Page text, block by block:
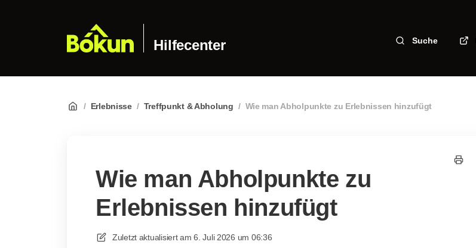
Hilfecenter Suche
/ Erlebnisse / Treffpunkt & Abholung / Wie man Abholpunkte zu Erlebnissen hinzufügt
Wie man Abholpunkte zu
Erlebnissen hinzufügt
Zuletzt aktualisiert am 6. Juli 2026 um 06:36